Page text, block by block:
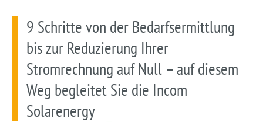
9 Schritte von der Bedarfsermittlung
bis zur Reduzierung Ihrer
Stromrechnung auf Null – auf diesem
Weg begleitet Sie die Incom
Solarenergy